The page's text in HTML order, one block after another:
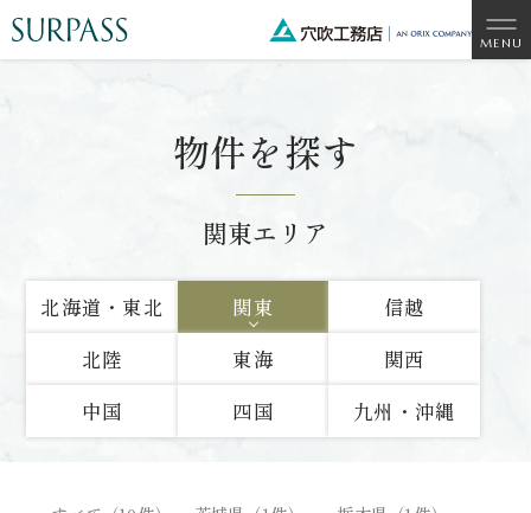
物件を探す
関東エリア
北海道・東北 関東
信越
北陸
東海
関西
中国
四国 九州・沖縄